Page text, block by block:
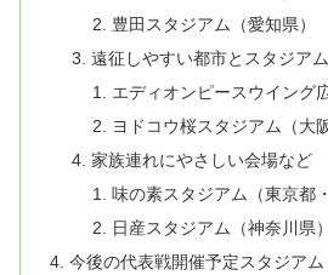
豊田スタジアム（愛知県）
遠征しやすい都市とスタジアム
エディオンピースウイング
ヨドコウ桜スタジアム（大
家族連れにやさしい会場など
味の素スタジアム（東京都
日産スタジアム（神奈川県）
今後の代表戦開催予定スタジアム